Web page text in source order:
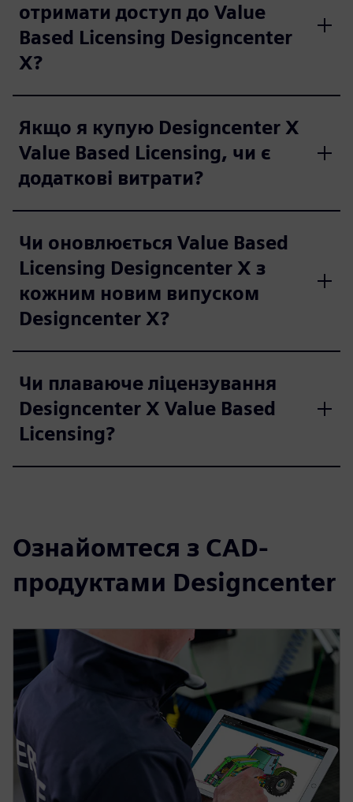
отримати доступ до Value
Based Licensing Designcenter
X?
Якщо я купую Designcenter X
Value Based Licensing, чи є
додаткові витрати?
Чи оновлюється Value Based
Licensing Designcenter X з
кожним новим випуском
Designcenter X?
Чи плаваюче ліцензування
Designcenter X Value Based
Licensing?
Ознайомтеся з CAD-
продуктами Designcenter